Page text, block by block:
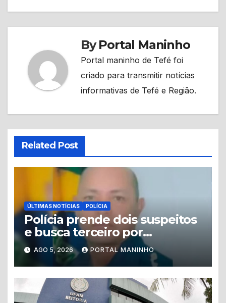
ByPortal Maninho
Portal maninho de Tefé foi
criado para transmitir notícias
informativas de Tefé e Região.
Related Post
ÚLTIMAS NOTÍCIAS POLÍCIA
Polícia prende dois suspeitos
e busca terceiro por
homicídio de guarda
municipal em Tabatinga
AGO 5, 2026 PORTAL MANINHO